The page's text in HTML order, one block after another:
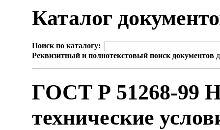
Каталог
Поиск по каталогу:
Реквизитный и полнотекстовый поиск документов
ГОСТ Р 51268-99
технические